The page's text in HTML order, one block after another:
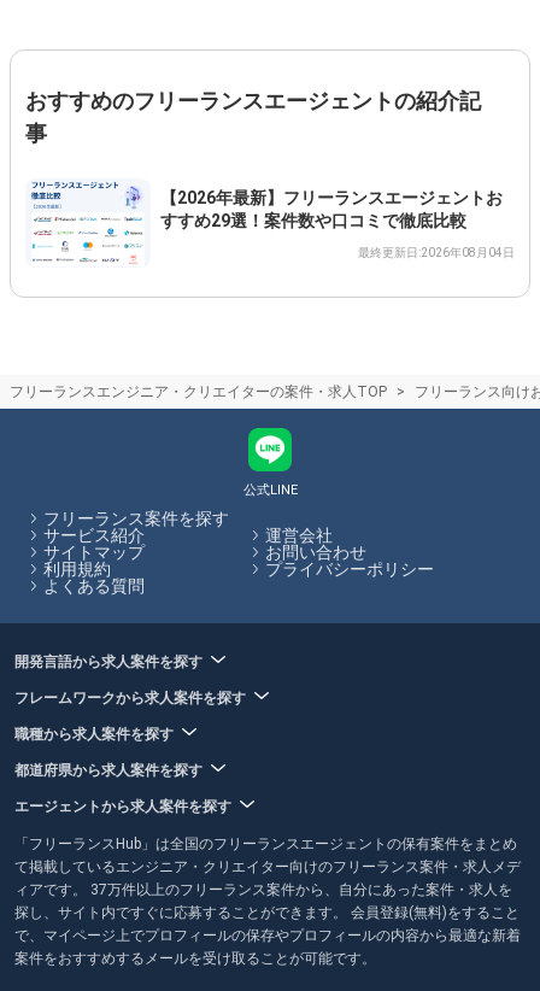
おすすめのフリーランスエージェントの紹介記
事
【2026年最新】フリーランスエージェントお
すすめ29選！案件数や口コミで徹底比較
最終更新日:2026年08月04日
フリーランスエンジニア・クリエイターの案件・求人TOP フリーランス向け
公式LINE
フリーランス案件を探す
サービス紹介
運営会社
サイトマップ
お問い合わせ
利用規約
プライバシーポリシー
よくある質問
開発言語から求人案件を探す
フレームワークから求人案件を探す
職種から求人案件を探す
都道府県から求人案件を探す
エージェントから求人案件を探す
「フリーランスHub」は全国のフリーランスエージェントの保有案件をまとめ
て掲載しているエンジニア・クリエイター向けのフリーランス案件・求人メデ
ィアです。 37万件以上のフリーランス案件から、自分にあった案件・求人を
探し、サイト内ですぐに応募することができます。 会員登録(無料)をすること
で、マイページ上でプロフィールの保存やプロフィールの内容から最適な新着
案件をおすすめするメールを受け取ることが可能です。